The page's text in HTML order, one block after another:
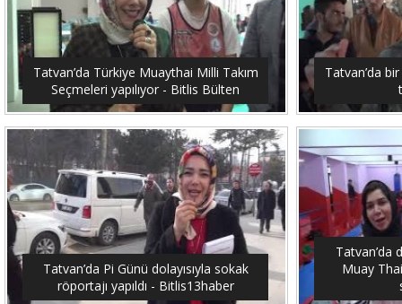
Tatvan’da Türkiye Muaythai Milli Takım
Seçmeleri yapılıyor - Bitlis Bülten
Tatvan’da
Tatvan’da Pi Günü dolayısıyla sokak
röportajı yapıldı - Bitlis13haber
Tatvan’da
Muay